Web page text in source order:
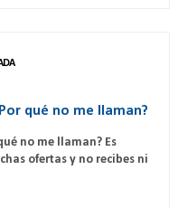
qué no me llaman?
no me llaman? Es
ofertas y no recibes ni